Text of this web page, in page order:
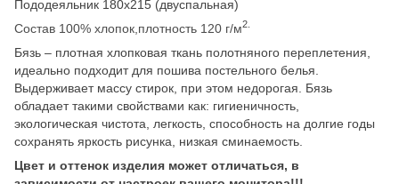
Пододеяльник 180х215 (двуспальная)
Состав 100% хлопок,плотность 120 г/м2.
Бязь – плотная хлопковая ткань полотняного переплетения,
идеально подходит для пошива постельного белья.
Выдерживает массу стирок, при этом недорогая. Бязь
обладает такими свойствами как: гигиеничность,
экологическая чистота, легкость, способность на долгие годы
сохранять яркость рисунка, низкая сминаемость.
Цвет и оттенок изделия может отличаться, в